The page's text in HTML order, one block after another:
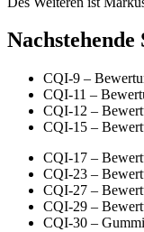
CQI-9 –
CQI-11 –
CQI-12 –
CQI-15 –
CQI-17 –
CQI-23 –
CQI-27 –
CQI-29 –
CQI-30 –